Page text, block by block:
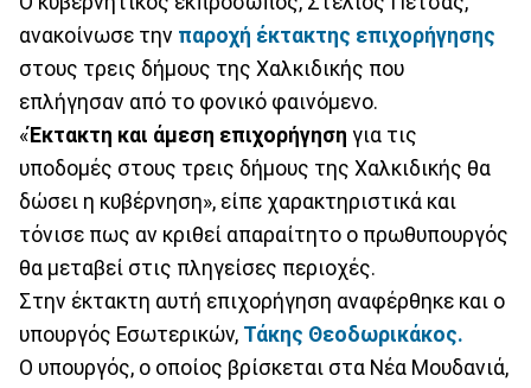
ανακοίνωσε την παροχή έκτακτης επιχορήγησης
στους τρεις δήμους της Χαλκιδικής που
επλήγησαν από το φονικό φαινόμενο.
« Έκτακτη και άμεση επιχορήγηση για τις
υποδομές στους τρεις δήμους της Χαλκιδικής θα
δώσει η κυβέρνηση», είπε χαρακτηριστικά και
τόνισε πως αν κριθεί απαραίτητο ο πρωθυπουργός
θα μεταβεί στις πληγείσες περιοχές.
Στην έκτακτη αυτή επιχορήγηση αναφέρθηκε και ο
υπουργός Εσωτερικών, Τάκης Θεοδωρικάκος.
Ο υπουργός, ο οποίος βρίσκεται στα Νέα Μουδανιά,